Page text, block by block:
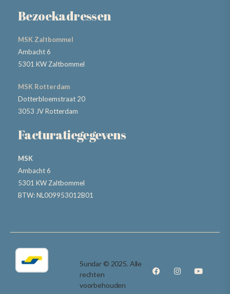
Bezoekadressen
MSK Zaltbommel
Ambacht 6
5301 KW Zaltbommel
MSK Rotterdam
Dotterbloemstraat 20
3053 JV Rotterdam
Facturatiegegevens
MSK
Ambacht 6
5301 KW Zaltbommel
BTW: NL009953012B01
Sundar © 2025. Alle
rechten
voorbehouden